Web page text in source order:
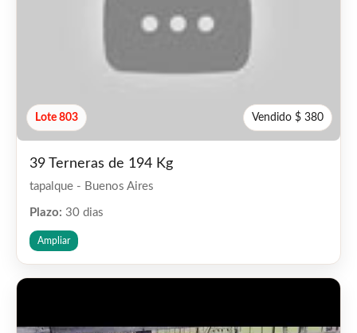
Lote 803 Vendido $ 380
39 Terneras de 194 Kg
tapalque - Buenos Aires
Plazo: 30 dias
Ampliar